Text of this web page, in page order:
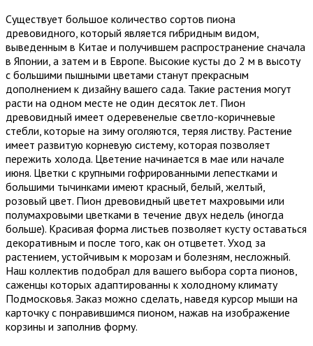
Существует большое количество сортов пиона
древовидного, который является гибридным видом,
выведенным в Китае и получившем распространение сначала
в Японии, а затем и в Европе. Высокие кусты до 2 м в высоту
с большими пышными цветами станут прекрасным
дополнением к дизайну вашего сада. Такие растения могут
расти на одном месте не один десяток лет. Пион
древовидный имеет одеревенелые светло-коричневые
стебли, которые на зиму оголяются, теряя листву. Растение
имеет развитую корневую систему, которая позволяет
пережить холода. Цветение начинается в мае или начале
июня. Цветки с крупными гофрированными лепестками и
большими тычинками имеют красный, белый, желтый,
розовый цвет. Пион древовидный цветет махровыми или
полумахровыми цветками в течение двух недель (иногда
больше). Красивая форма листьев позволяет кусту оставаться
декоративным и после того, как он отцветет. Уход за
растением, устойчивым к морозам и болезням, несложный.
Наш коллектив подобрал для вашего выбора сорта пионов,
саженцы которых адаптированны к холодному климату
Подмосковья. Заказ можно сделать, наведя курсор мыши на
карточку с понравившимся пионом, нажав на изображение
корзины и заполнив форму.